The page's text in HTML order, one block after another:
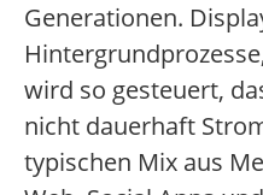
Generationen.
wird so gesteuert,
nicht dauerhaft
typischen Mix aus